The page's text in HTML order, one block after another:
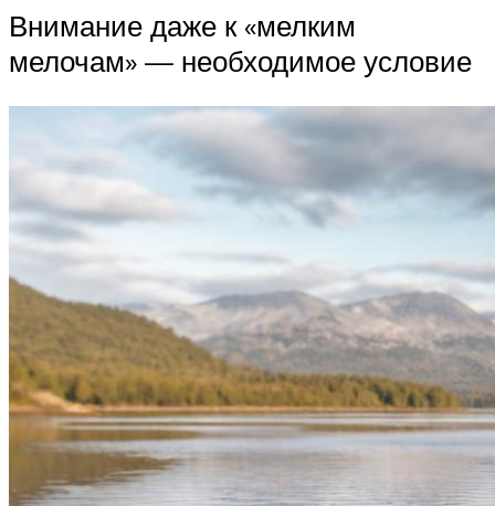
Внимание даже к «мелким
мелочам» — необходимое условие